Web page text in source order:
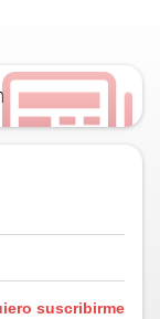
suscribirme